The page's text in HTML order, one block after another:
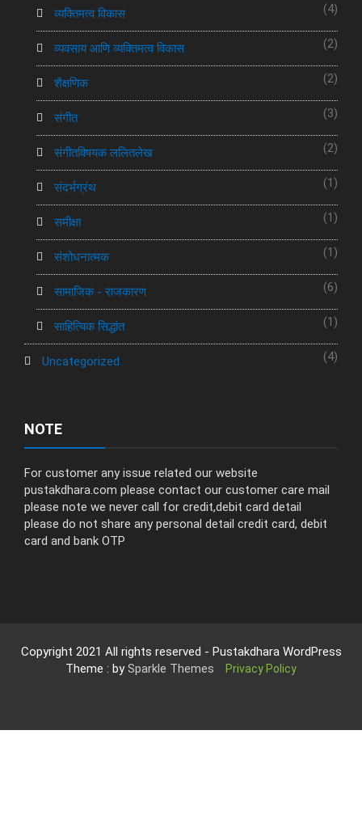
व्यक्तिमत्व विकास (4)
व्यवसाय आणि व्यक्तिमत्व विकास (2)
शैक्षणिक (2)
संगीत (3)
संगीतविषयक ललितलेख (2)
संदर्भग्रंथ (1)
समीक्षा (1)
संशोधनात्मक (1)
सामाजिक - राजकारण (6)
साहित्यिक सिद्धांत (1)
Uncategorized (4)
NOTE
For customer any issue related our website
pustakdhara.com please contact our customer care mail
please note we never call for credit,debit card detail
please do not share any personal detail credit card, debit
card and bank OTP
Copyright 2021 All rights reserved - Pustakdhara WordPress
Theme : bySparkle Themes Privacy Policy